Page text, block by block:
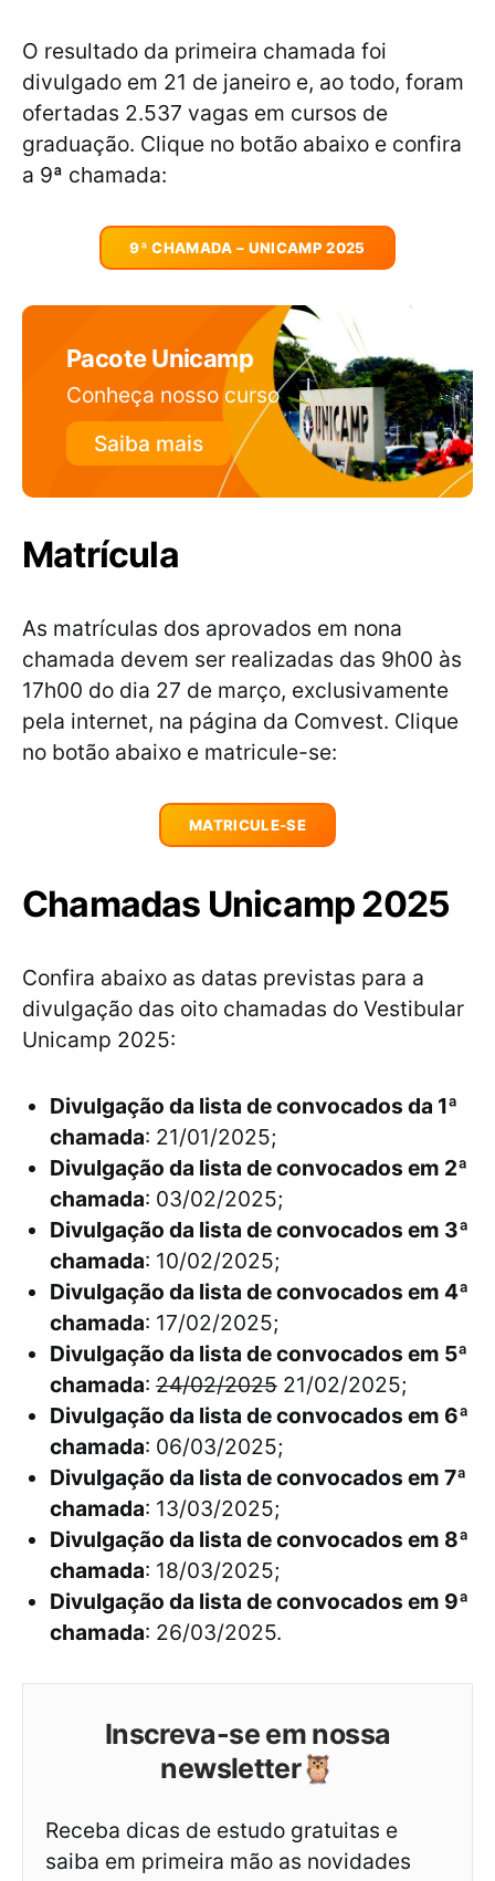
O resultado da primeira chamada foi
divulgado em 21 de janeiro e, ao todo, foram
ofertadas 2.537 vagas em cursos de
graduação. Clique no botão abaixo e confira
a 9ª chamada:
9ª CHAMADA – UNICAMP 2025
Pacote Unicamp
Conheça nosso curso
Saiba mais
Matrícula
As matrículas dos aprovados em nona
chamada devem ser realizadas das 9h00 às
17h00 do dia 27 de março, exclusivamente
pela internet, na página da Comvest. Clique
no botão abaixo e matricule-se:
MATRICULE-SE
Chamadas Unicamp 2025
Confira abaixo as datas previstas para a
divulgação das oito chamadas do Vestibular
Unicamp 2025:
Divulgação da lista de convocados da 1ª
chamada: 21/01/2025;
Divulgação da lista de convocados em 2ª
chamada: 03/02/2025;
Divulgação da lista de convocados em 3ª
chamada: 10/02/2025;
Divulgação da lista de convocados em 4ª
chamada: 17/02/2025;
Divulgação da lista de convocados em 5ª
chamada: 24/02/2025 21/02/2025;
Divulgação da lista de convocados em 6ª
chamada: 06/03/2025;
Divulgação da lista de convocados em 7ª
chamada: 13/03/2025;
Divulgação da lista de convocados em 8ª
chamada: 18/03/2025;
Divulgação da lista de convocados em 9ª
chamada: 26/03/2025.
Inscreva-se em nossa
newsletter🦉
Receba dicas de estudo gratuitas e
saiba em primeira mão as novidades